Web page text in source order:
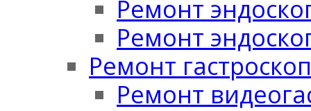
Ремонт
Ремонт
Ремонт
Ремонт